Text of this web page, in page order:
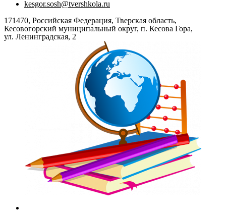
kesgor.sosh@tvershkola.ru
171470, Российская Федерация, Тверская область,
Кесовогорский муниципальный округ, п. Кесова Гора,
ул. Ленинградская, 2